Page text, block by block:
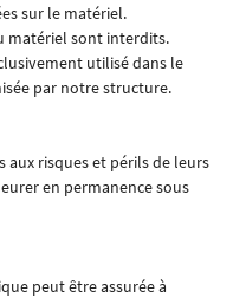
sur le matériel.
matériel sont interdits.
utilisé dans le
par notre structure.
aux risques et périls de leurs
en permanence sous
peut être assurée à